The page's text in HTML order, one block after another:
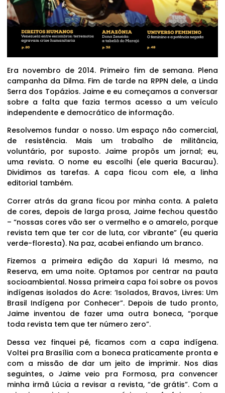
Era novembro de 2014. Primeiro fim de semana. Plena
campanha da Dilma. Fim de tarde na RPPN dele, a Linda
Serra dos Topázios. Jaime e eu começamos a conversar
sobre a falta que fazia termos acesso a um veículo
independente e democrático de informação.
Resolvemos fundar o nosso. Um espaço não comercial,
de resistência. Mais um trabalho de militância,
voluntário, por suposto. Jaime propôs um jornal; eu,
uma revista. O nome eu escolhi (ele queria Bacurau).
Dividimos as tarefas. A capa ficou com ele, a linha
editorial também.
Correr atrás da grana ficou por minha conta. A paleta
de cores, depois de larga prosa, Jaime fechou questão
– “nossas cores vão ser o vermelho e o amarelo, porque
revista tem que ter cor de luta, cor vibrante” (eu queria
verde-floresta). Na paz, acabei enfiando um branco.
Fizemos a primeira edição da Xapuri lá mesmo, na
Reserva, em uma noite. Optamos por centrar na pauta
socioambiental. Nossa primeira capa foi sobre os povos
indígenas isolados do Acre: ‘Isolados, Bravos, Livres: Um
Brasil Indígena por Conhecer”. Depois de tudo pronto,
Jaime inventou de fazer uma outra boneca, “porque
toda revista tem que ter número zero”.
Dessa vez finquei pé, ficamos com a capa indígena.
Voltei pra Brasília com a boneca praticamente pronta e
com a missão de dar um jeito de imprimir. Nos dias
seguintes, o Jaime veio pra Formosa, pra convencer
minha irmã Lúcia a revisar a revista, “de grátis”. Com a